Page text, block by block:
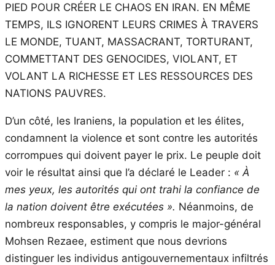
PIED POUR CRÉER LE CHAOS EN IRAN. EN MÊME
TEMPS, ILS IGNORENT LEURS CRIMES À TRAVERS
LE MONDE, TUANT, MASSACRANT, TORTURANT,
COMMETTANT DES GENOCIDES, VIOLANT, ET
VOLANT LA RICHESSE ET LES RESSOURCES DES
NATIONS PAUVRES.
D’un côté, les Iraniens, la population et les élites,
condamnent la violence et sont contre les autorités
corrompues qui doivent payer le prix. Le peuple doit
voir le résultat ainsi que l’a déclaré le Leader : « À
mes yeux, les autorités qui ont trahi la confiance de
la nation doivent être exécutées ». Néanmoins, de
nombreux responsables, y compris le major-général
Mohsen Rezaee, estiment que nous devrions
distinguer les individus antigouvernementaux infiltrés